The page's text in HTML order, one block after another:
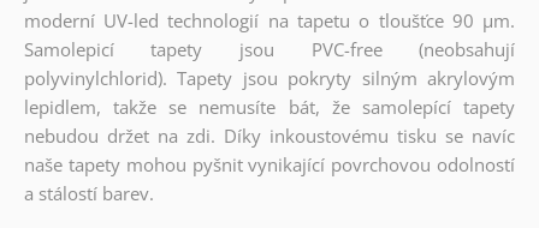
moderní UV-led technologií na tapetu o tloušťce 90 µm.
Samolepicí tapety jsou PVC-free (neobsahují
polyvinylchlorid). Tapety jsou pokryty silným akrylovým
lepidlem, takže se nemusíte bát, že samolepící tapety
nebudou držet na zdi. Díky inkoustovému tisku se navíc
naše tapety mohou pyšnit vynikající povrchovou odolností
a stálostí barev.